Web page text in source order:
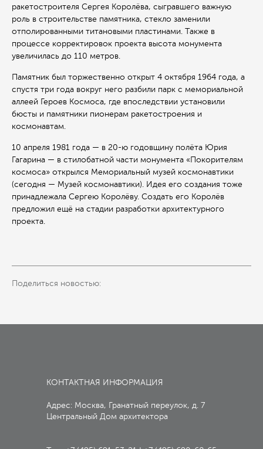
ракетостроителя Сергея Королёва, сыгравшего важную
роль в строительстве памятника, стекло заменили
отполированными титановыми пластинами. Также в
процессе корректировок проекта высота монумента
увеличилась до 110 метров.
Памятник был торжественно открыт 4 октября 1964 года, а
спустя три года вокруг него разбили парк с мемориальной
аллеей Героев Космоса, где впоследствии установили
бюсты и памятники пионерам ракетостроения и
космонавтам.
10 апреля 1981 года — в 20-ю годовщину полёта Юрия
Гагарина — в стилобатной части монумента «Покорителям
космоса» открылся Мемориальный музей космонавтики
(сегодня — Музей космонавтики). Идея его создания тоже
принадлежала Сергею Королёву. Создать его Королёв
предложил ещё на стадии разработки архитектурного
проекта.
Поделиться новостью:
КОНТАКТНАЯ ИНФОРМАЦИЯ
Адрес: Москва, Гранатный переулок, д. 7
Центральный Дом архитектора